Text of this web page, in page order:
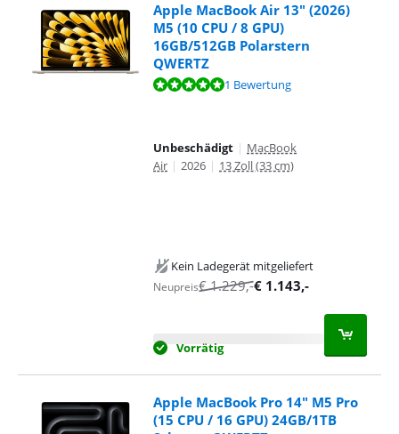
Apple MacBook Air 13" (2026)
M5 (10 CPU / 8 GPU)
16GB/512GB Polarstern
QWERTZ
Bewertet mit 9,6 von 10, basierend auf 1 Bewertung.
1 Bewertung
Unbeschädigt | MacBook
Air | 2026 | 13 Zoll (33 cm)
Kein Ladegerät mitgeliefert
Neupreis€1.229,-€ 1.143,-
Vorrätig
Apple MacBook Pro 14" M5 Pro
(15 CPU / 16 GPU) 24GB/1TB